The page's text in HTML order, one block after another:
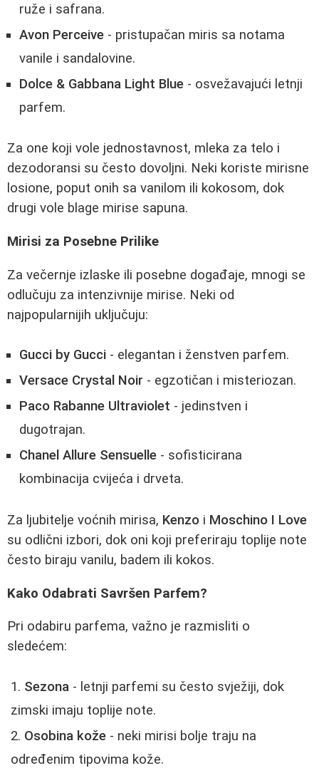
ruže i safrana.
Avon Perceive - pristupačan miris sa notama
vanile i sandalovine.
Dolce & Gabbana Light Blue - osvežavajući letnji
parfem.
Za one koji vole jednostavnost, mleka za telo i
dezodoransi su često dovoljni. Neki koriste mirisne
losione, poput onih sa vanilom ili kokosom, dok
drugi vole blage mirise sapuna.
Mirisi za Posebne Prilike
Za večernje izlaske ili posebne događaje, mnogi se
odlučuju za intenzivnije mirise. Neki od
najpopularnijih uključuju:
Gucci by Gucci - elegantan i ženstven parfem.
Versace Crystal Noir - egzotičan i misteriozan.
Paco Rabanne Ultraviolet - jedinstven i
dugotrajan.
Chanel Allure Sensuelle - sofisticirana
kombinacija cvijeća i drveta.
Za ljubitelje voćnih mirisa, Kenzo i Moschino I Love
su odlični izbori, dok oni koji preferiraju toplije note
često biraju vanilu, badem ili kokos.
Kako Odabrati Savršen Parfem?
Pri odabiru parfema, važno je razmisliti o
sledećem:
Sezona - letnji parfemi su često svježiji, dok
zimski imaju toplije note.
Osobinа kože - neki mirisi bolje traju na
određenim tipovima kože.